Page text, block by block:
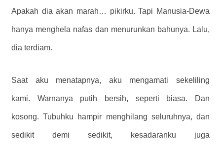
Apakah dia akan marah… pikirku. Tapi Manusia-Dewa
hanya menghela nafas dan menurunkan bahunya. Lalu,
dia terdiam.
Saat aku menatapnya, aku mengamati sekeliling
kami. Warnanya putih bersih, seperti biasa. Dan
kosong. Tubuhku hampir menghilang seluruhnya, dan
sedikit demi sedikit, kesadaranku juga